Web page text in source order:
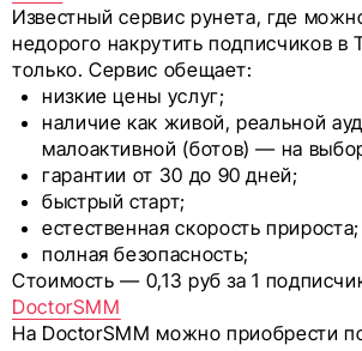
Известный сервис рунета, где
недорого накрутить подписчиков в
только. Сервис обещает:
низкие цены услуг;
наличие как живой, реальной
малоактивной (ботов) — на
гарантии от 30 до 90 дней;
быстрый старт;
естественная скорость прироста;
полная безопасность;
Стоимость — 0,13 руб за 1
DoctorSMM
На DoctorSMM можно приобрести